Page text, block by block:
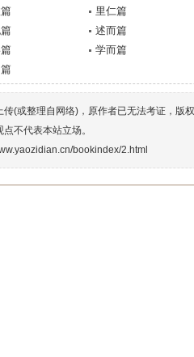
里仁篇
述而篇
学而篇
(或整理自网络)，原作者已无法考证，版
不代表本站立场。
bookindex/2.html